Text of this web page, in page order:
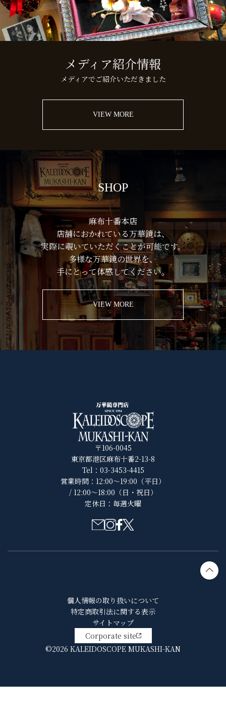
メディア紹介情報
メディアでご紹介いただきました
VIEW MORE
SHOP
麻布十番本店
店舗におかれている万華鏡は、
実際に覗いていただくことが可能です。
多様な万華鏡の世界を、
手にとって体感してください。
VIEW MORE
〒106-0045
東京都港区麻布十番2-13-8
Tel：03-3453-4415
営業時間：12:00～19:00（平日）
/ 12:00～18:00（日・祝日）
定休日：毎週火曜
個人情報の取り扱いについて
特定商取引法に関する表示
サイトマップ
Corporate site
©2026 KALEIDOSCOPE MUKASHI-KAN